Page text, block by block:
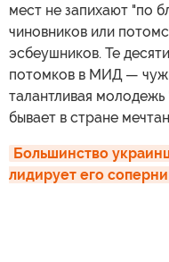
мест не запихают "по
чиновников или
эсбеушников. Те
потомков в МИД —
талантливая
бывает в стране
Большинство
лидирует его